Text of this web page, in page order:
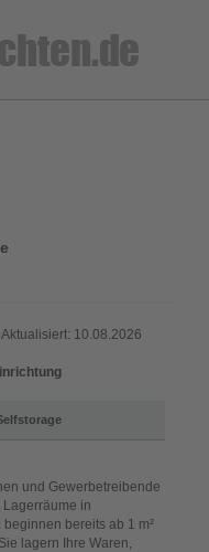
Aktualisiert: 10.08.2026
und Gewerbetreibende
in
bereits ab 1 m²
lagern Ihre Waren,